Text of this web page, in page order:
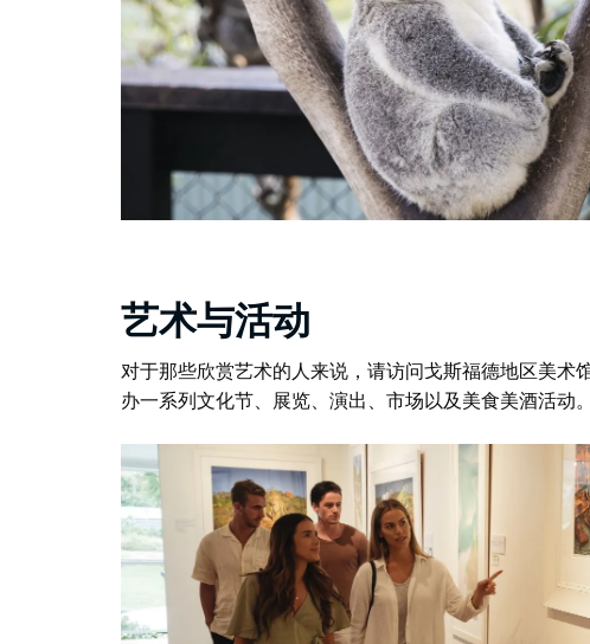
艺术与活动
对于那些欣赏艺术的人来说，请访问戈斯福德地区美术
办一系列文化节、展览、演出、市场以及美食美酒活动